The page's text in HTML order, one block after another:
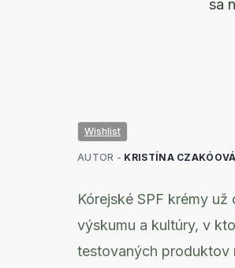
sa
Wishlist
AUTOR - KRISTÍNA CZAKÓOVÁ
Kórejské SPF krémy
výskumu a kultúry, v
testovaných produktov